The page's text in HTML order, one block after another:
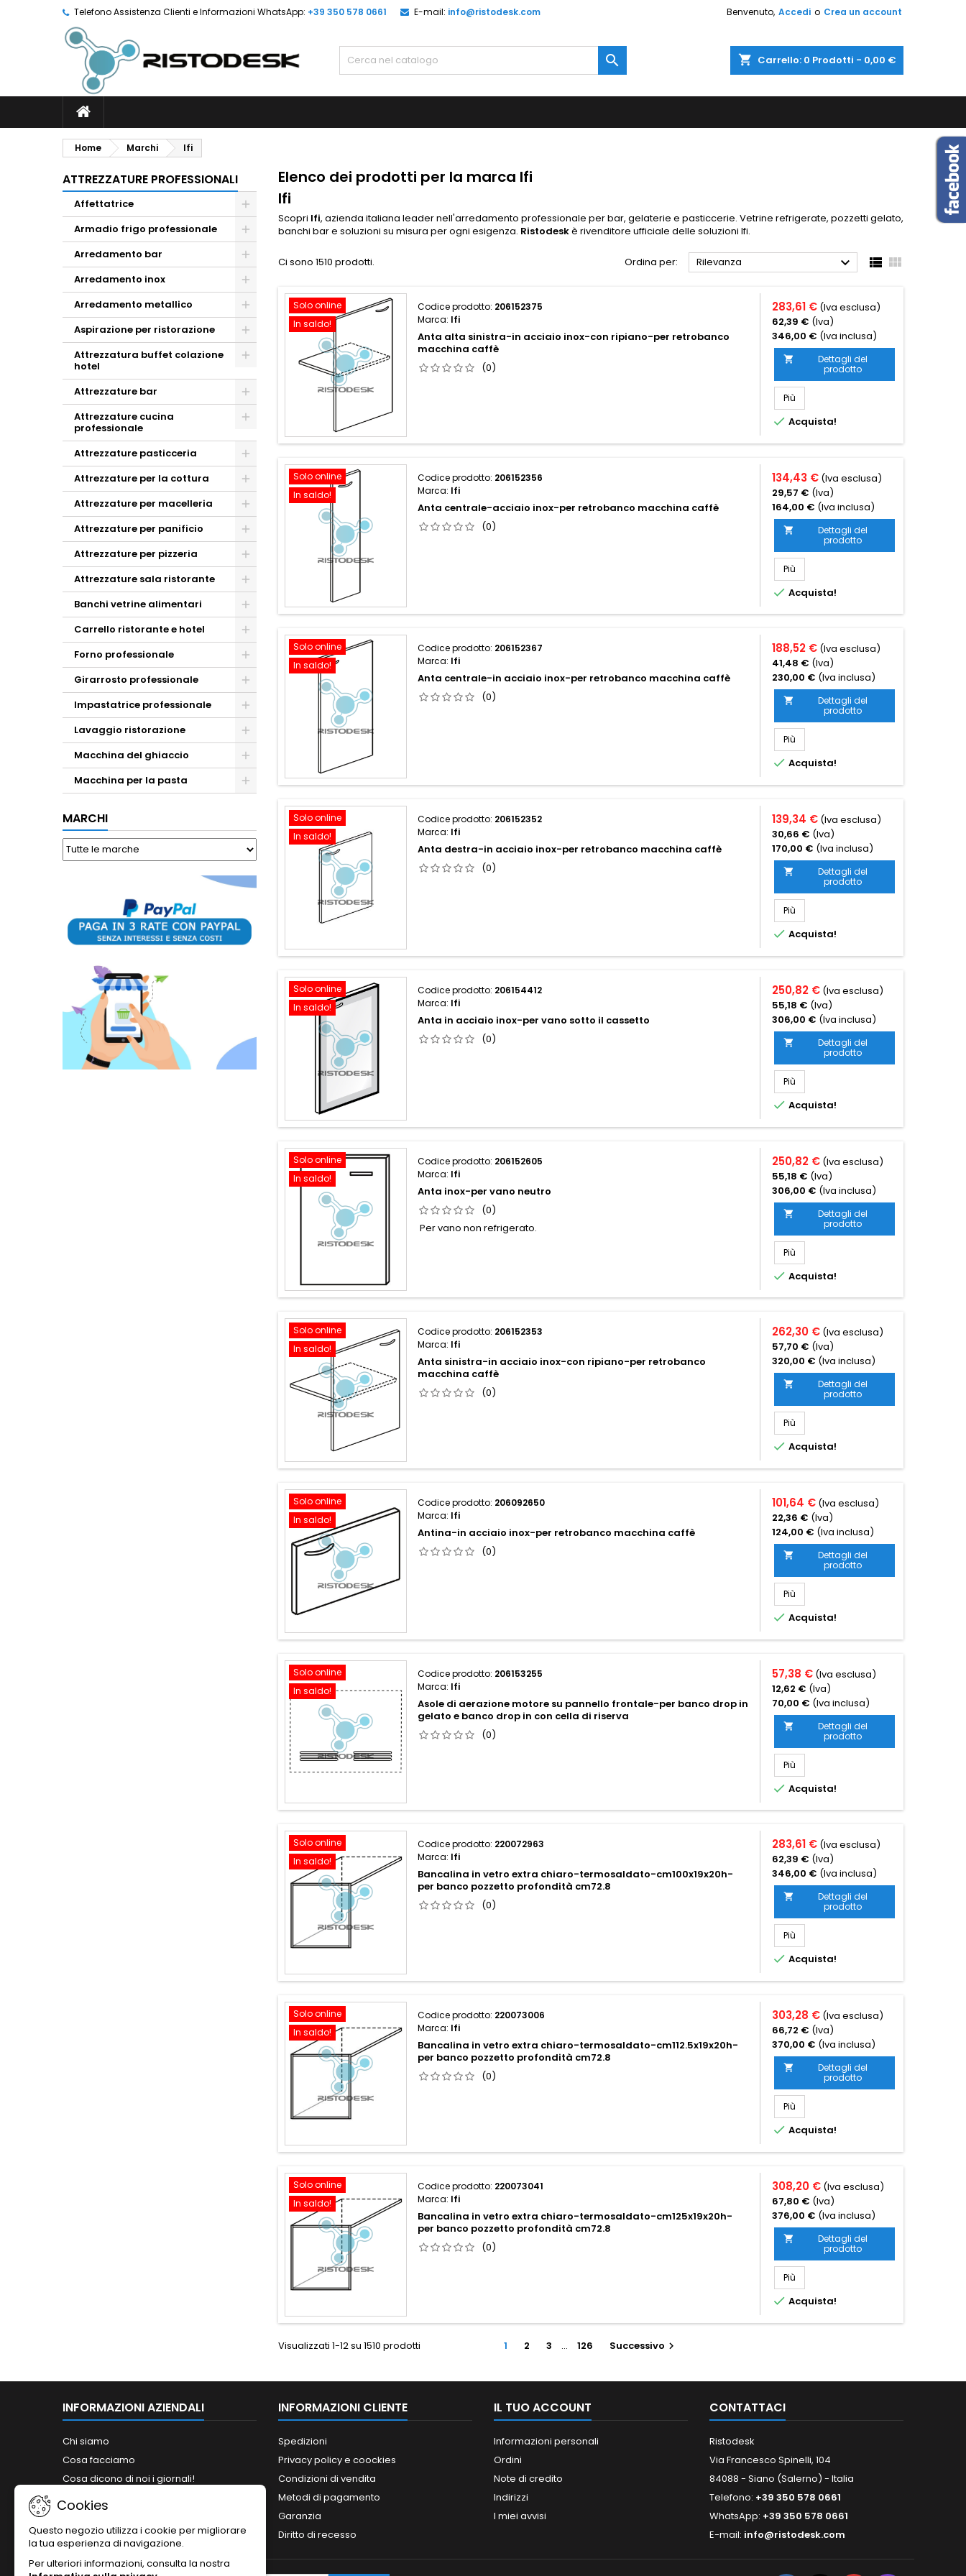
Telefono Assistenza Clienti e Informazioni WhatsApp: +39 350 578 0661 E-mail: info@ristodesk.com Benvenuto, Accedi o Crea un account
shopping_cart Carrello: 0 Prodotti - 0,00 €

Home Marchi Ifi
ATTREZZATURE PROFESSIONALI
Affettatrice
Armadio frigo professionale
Arredamento bar
Arredamento inox
Arredamento metallico
Aspirazione per ristorazione
Attrezzatura buffet colazione
hotel
Attrezzature bar
Attrezzature cucina
professionale
Attrezzature pasticceria
Attrezzature per la cottura
Attrezzature per macelleria
Attrezzature per panificio
Attrezzature per pizzeria
Attrezzature sala ristorante
Banchi vetrine alimentari
Carrello ristorante e hotel
Forno professionale
Girarrosto professionale
Impastatrice professionale
Lavaggio ristorazione
Macchina del ghiaccio
Macchina per la pasta
MARCHI
Elenco dei prodotti per la marca Ifi
Ifi
Scopri Ifi, azienda italiana leader nell'arredamento professionale per bar, gelaterie e pasticcerie. Vetrine refrigerate, pozzetti gelato,
banchi bar e soluzioni su misura per ogni esigenza. Ristodeskè rivenditore ufficiale delle soluzioni Ifi.
Ci sono 1510 prodotti. Ordina per: Rilevanza   
Solo online
In saldo!
Codice prodotto: 206152375
Marca: Ifi
Anta alta sinistra-in acciaio inox-con ripiano-per retrobanco
macchina caffè
(0)
283,61 € (Iva esclusa)
62,39 € (Iva)
346,00 € (Iva inclusa)

Dettagli del
prodotto
Più
 Acquista!
Solo online
In saldo!
Codice prodotto: 206152356
Marca: Ifi
Anta centrale-acciaio inox-per retrobanco macchina caffè
(0)
134,43 € (Iva esclusa)
29,57 € (Iva)
164,00 € (Iva inclusa)

Dettagli del
prodotto
Più
 Acquista!
Solo online
In saldo!
Codice prodotto: 206152367
Marca: Ifi
Anta centrale-in acciaio inox-per retrobanco macchina caffè
(0)
188,52 € (Iva esclusa)
41,48 € (Iva)
230,00 € (Iva inclusa)

Dettagli del
prodotto
Più
 Acquista!
Solo online
In saldo!
Codice prodotto: 206152352
Marca: Ifi
Anta destra-in acciaio inox-per retrobanco macchina caffè
(0)
139,34 € (Iva esclusa)
30,66 € (Iva)
170,00 € (Iva inclusa)

Dettagli del
prodotto
Più
 Acquista!
Solo online
In saldo!
Codice prodotto: 206154412
Marca: Ifi
Anta in acciaio inox-per vano sotto il cassetto
(0)
250,82 € (Iva esclusa)
55,18 € (Iva)
306,00 € (Iva inclusa)

Dettagli del
prodotto
Più
 Acquista!
Solo online
In saldo!
Codice prodotto: 206152605
Marca: Ifi
Anta inox-per vano neutro
(0)
Per vano non refrigerato.
250,82 € (Iva esclusa)
55,18 € (Iva)
306,00 € (Iva inclusa)

Dettagli del
prodotto
Più
 Acquista!
Solo online
In saldo!
Codice prodotto: 206152353
Marca: Ifi
Anta sinistra-in acciaio inox-con ripiano-per retrobanco
macchina caffè
(0)
262,30 € (Iva esclusa)
57,70 € (Iva)
320,00 € (Iva inclusa)

Dettagli del
prodotto
Più
 Acquista!
Solo online
In saldo!
Codice prodotto: 206092650
Marca: Ifi
Antina-in acciaio inox-per retrobanco macchina caffè
(0)
101,64 € (Iva esclusa)
22,36 € (Iva)
124,00 € (Iva inclusa)

Dettagli del
prodotto
Più
 Acquista!
Solo online
In saldo!
Codice prodotto: 206153255
Marca: Ifi
Asole di aerazione motore su pannello frontale-per banco drop in
gelato e banco drop in con cella di riserva
(0)
57,38 € (Iva esclusa)
12,62 € (Iva)
70,00 € (Iva inclusa)

Dettagli del
prodotto
Più
 Acquista!
Solo online
In saldo!
Codice prodotto: 220072963
Marca: Ifi
Bancalina in vetro extra chiaro-termosaldato-cm100x19x20h-
per banco pozzetto profondità cm72.8
(0)
283,61 € (Iva esclusa)
62,39 € (Iva)
346,00 € (Iva inclusa)

Dettagli del
prodotto
Più
 Acquista!
Solo online
In saldo!
Codice prodotto: 220073006
Marca: Ifi
Bancalina in vetro extra chiaro-termosaldato-cm112.5x19x20h-
per banco pozzetto profondità cm72.8
(0)
303,28 € (Iva esclusa)
66,72 € (Iva)
370,00 € (Iva inclusa)

Dettagli del
prodotto
Più
 Acquista!
Solo online
In saldo!
Codice prodotto: 220073041
Marca: Ifi
Bancalina in vetro extra chiaro-termosaldato-cm125x19x20h-
per banco pozzetto profondità cm72.8
(0)
308,20 € (Iva esclusa)
67,80 € (Iva)
376,00 € (Iva inclusa)

Dettagli del
prodotto
Più
 Acquista!
Visualizzati 1-12 su 1510 prodotti 1 2 3 … 126 Successivo 
INFORMAZIONI AZIENDALI
Chi siamo
Cosa facciamo
Cosa dicono di noi i giornali!
Contattaci
INFORMAZIONI CLIENTE
Spedizioni
Privacy policy e coockies
Condizioni di vendita
Metodi di pagamento
Garanzia
Diritto di recesso
IL TUO ACCOUNT
Informazioni personali
Ordini
Note di credito
Indirizzi
I miei avvisi
CONTATTACI
Ristodesk
Via Francesco Spinelli, 104
84088 - Siano (Salerno) - Italia
Telefono: +39 350 578 0661
WhatsApp: +39 350 578 0661
E-mail: info@ristodesk.com
Cookies
Questo negozio utilizza i cookie per migliorare
la tua esperienza di navigazione.
Per ulteriori informazioni, consulta la nostra